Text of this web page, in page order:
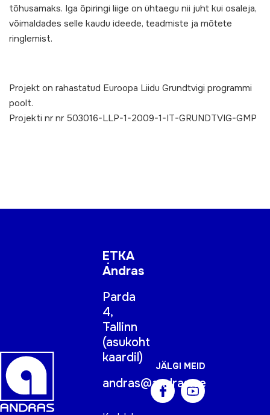
tõhusamaks. Iga õpiringi liige on ühtaegu nii juht kui osaleja,
võimaldades selle kaudu ideede, teadmiste ja mõtete
ringlemist.
Projekt on rahastatud Euroopa Liidu Grundtvigi programmi
poolt.
Projekti nr nr 503016-LLP-1-2009-1-IT-GRUNDTVIG-GMP
ETKA
Andras
Parda
4,
Tallinn
(asukoht
kaardil)
andras@andras.ee
JÄLGI MEID